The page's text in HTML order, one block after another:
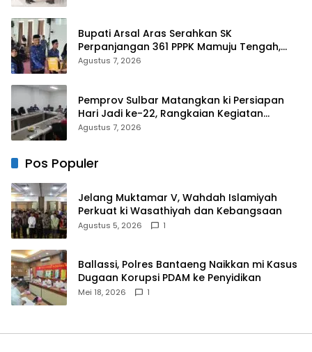
Bupati Arsal Aras Serahkan SK
Perpanjangan 361 PPPK Mamuju Tengah,
Dorong ki Kebijakan Belanja Pegawai Lebih
Agustus 7, 2026
Pemprov Sulbar Matangkan ki Persiapan
Hari Jadi ke-22, Rangkaian Kegiatan
Libatkan Masyarakat
Agustus 7, 2026
Pos Populer
Jelang Muktamar V, Wahdah Islamiyah
Perkuat ki Wasathiyah dan Kebangsaan
Agustus 5, 2026 1
Ballassi, Polres Bantaeng Naikkan mi Kasus
Dugaan Korupsi PDAM ke Penyidikan
Mei 18, 2026 1